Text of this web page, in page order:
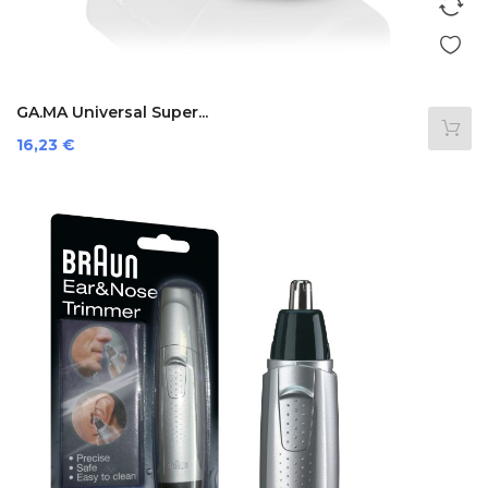
GA.MA Universal Super...
Preis
16,23 €